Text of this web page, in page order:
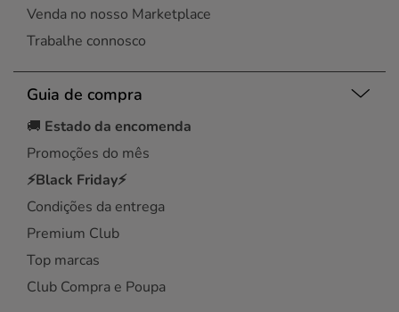
Venda no nosso Marketplace
Trabalhe connosco
Guia de compra
🚚 Estado da encomenda
Promoções do mês
⚡Black Friday⚡
Condições da entrega
Premium Club
Top marcas
Club Compra e Poupa